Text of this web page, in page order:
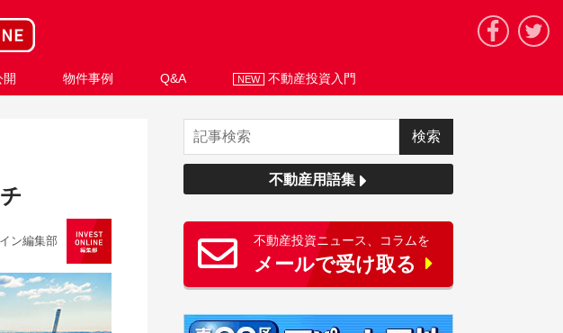
開 物件事例 Q&A NEW 不動産投資入門
ン編集部
不動産用語集
不動産投資ニュース、コラムを
メールで受け取る